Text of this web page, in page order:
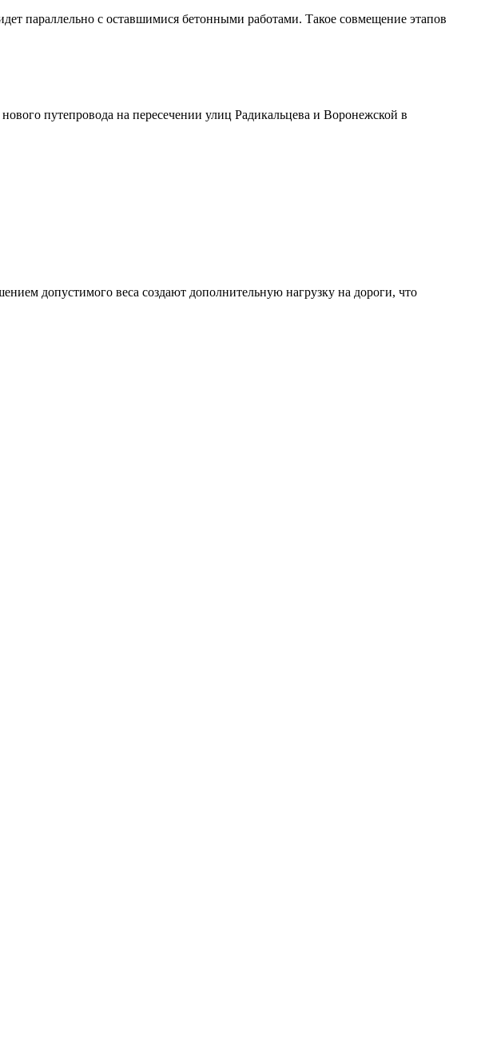
параллельно с оставшимися бетонными работами. Такое совмещение этапов
путепровода на пересечении улиц Радикальцева и Воронежской в
допустимого веса создают дополнительную нагрузку на дороги, что